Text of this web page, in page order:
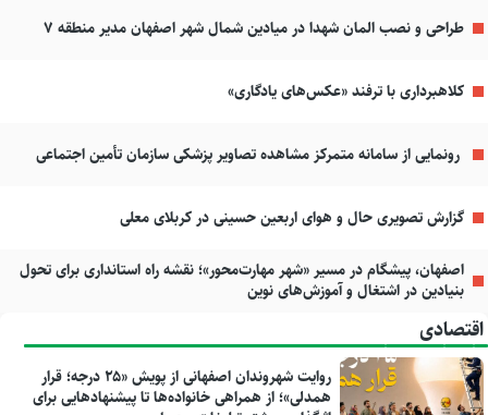
طراحی و نصب المان شهدا در میادین شمال شهر اصفهان مدیر منطقه ۷
کلاهبرداری با ترفند «عکس‌های یادگاری»
رونمایی از سامانه متمرکز مشاهده تصاویر پزشکی سازمان تأمین اجتماعی
گزارش تصویری حال و هوای اربعین حسینی در کربلای معلی
اصفهان، پیشگام در مسیر «شهر مهارت‌محور»؛ نقشه راه استانداری برای تحول
بنیادین در اشتغال و آموزش‌های نوین
اقتصادی
روایت شهروندان اصفهانی از پویش «۲۵ درجه؛ قرار
همدلی»؛ از همراهی خانواده‌ها تا پیشنهادهایی برای